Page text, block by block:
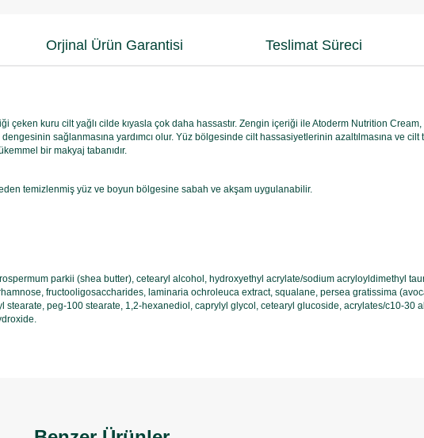
Orjinal Ürün Garantisi Teslimat Süreci
çeken kuru cilt yağlı cilde kıyasla çok daha hassastır. Zengin içeriği ile Atoderm Nutrition
sağlanmasına yardımcı olur. Yüz bölgesinde cilt hassasiyetlerinin azaltılmasına ve cilt
bir makyaj tabanıdır.
temizlenmiş yüz ve boyun bölgesine sabah ve akşam uygulanabilir.
parkii (shea butter), cetearyl alcohol, hydroxyethyl acrylate/sodium acryloyldimethyl
fructooligosaccharides, laminaria ochroleuca extract, squalane, persea gratissima
peg-100 stearate, 1,2-hexanediol, caprylyl glycol, cetearyl glucoside, acrylates/c10-30